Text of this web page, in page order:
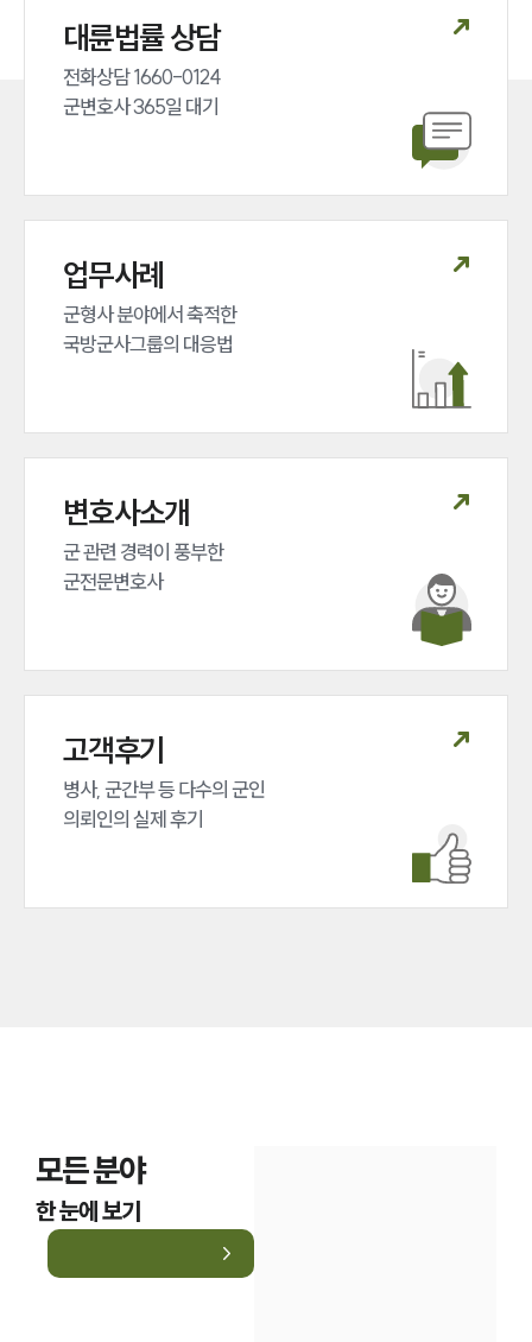
대륜법률 상담
전화상담 1660-0124
군변호사 365일 대기
업무사례
군형사 분야에서 축적한
국방군사그룹의 대응법
변호사소개
군 관련 경력이 풍부한
군전문변호사
고객후기
병사, 군간부 등 다수의 군인
의뢰인의 실제 후기
모든 분야
한 눈에 보기